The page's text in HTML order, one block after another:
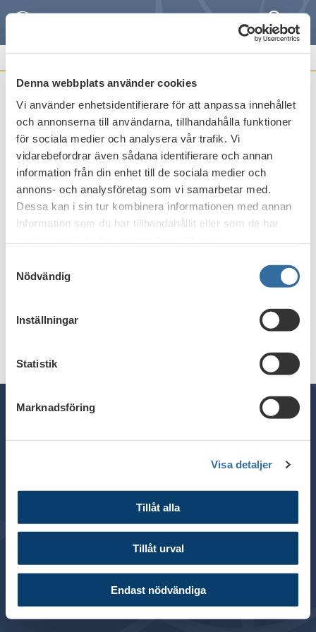
Denna webbplats använder cookies
Vi använder enhetsidentifierare för att anpassa innehållet
och annonserna till användarna, tillhandahålla funktioner
för sociala medier och analysera vår trafik. Vi
vidarebefordrar även sådana identifierare och annan
information från din enhet till de sociala medier och
annons- och analysföretag som vi samarbetar med.
Dessa kan i sin tur kombinera informationen med annan
information som du har tillhandahållit eller som de har
Nödvändig
Inställningar
Statistik
Marknadsföring
Visa detaljer
Tillåt alla
Tillåt urval
Endast nödvändiga
SökMeny
FRAMSTÄLLNINGAR
Preliminary recommendations for
technical screening criteria for the EU
taxonomy
Publicerat den1 oktober 2021
Postadress: Box 7603, 103 94 Stockholm
Besöksadress: Blasieholmsgatan 4B
© 2024 Svenska Bankföreningen
Om webbplatsen